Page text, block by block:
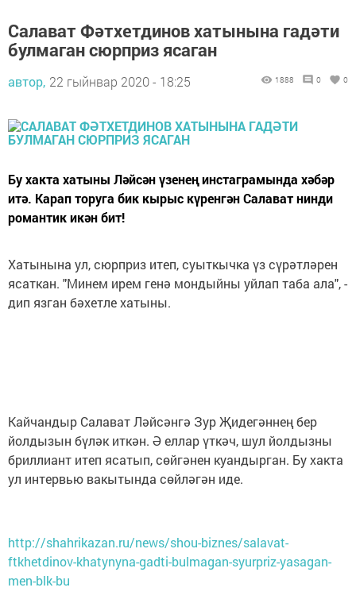
Салават Фәтхетдинов хатынына гадәти
булмаган сюрприз ясаган
автор, 22 гыйнвар 2020 - 18:25 1888 0 0
Бу хакта хатыны Ләйсән үзенең инстаграмында хәбәр
итә. Карап торуга бик кырыс күренгән Салават нинди
романтик икән бит!
Хатынына ул, сюрприз итеп, суыткычка үз сүрәтләрен
ясаткан. "Минем ирем генә мондыйны уйлап таба ала", -
дип язган бәхетле хатыны.
Кайчандыр Салават Ләйсәнгә Зур Җидегәннең бер
йолдызын бүләк иткән. Ә еллар үткәч, шул йолдызны
бриллиант итеп ясатып, сөйгәнен куандырган. Бу хакта
ул интервью вакытында сөйләгән иде.
http://shahrikazan.ru/news/shou-biznes/salavat-
ftkhetdinov-khatynyna-gadti-bulmagan-syurpriz-yasagan-
men-blk-bu